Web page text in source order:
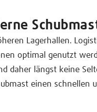
Lagerhallen.
optimal genutzt
daher längst keine
einen schnellen